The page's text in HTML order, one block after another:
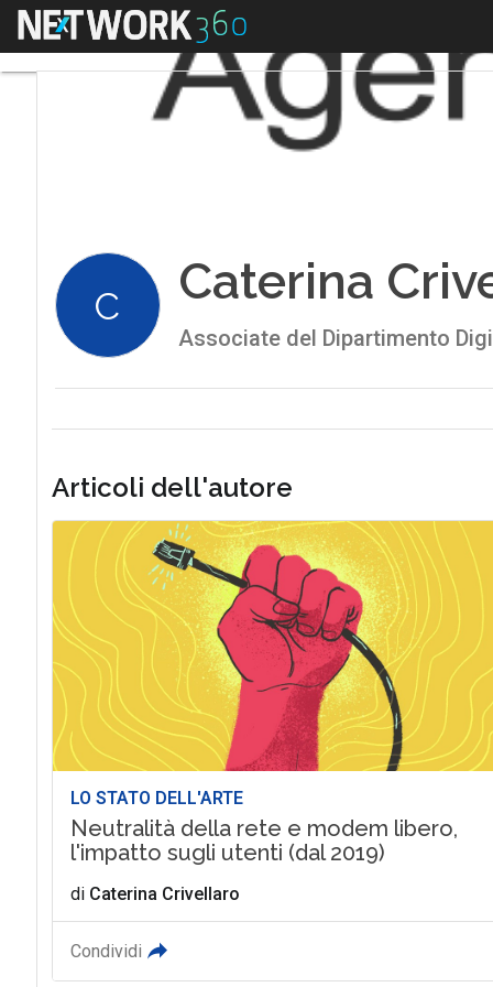
Menu
C Caterina
Associate del Dipartimento
Articoli dell'autore
LO STATO DELL'ARTE
Neutralità della rete e modem libero,
l'impatto sugli utenti (dal 2019)
di Caterina Crivellaro
Condividi